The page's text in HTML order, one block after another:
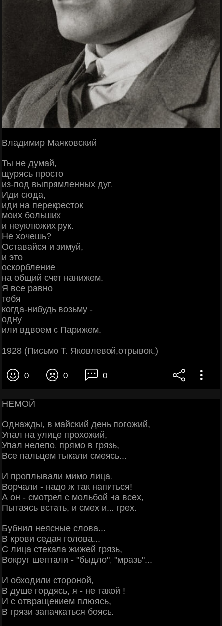
Владимир Маяковский
Ты не думай,
щурясь просто
из-под выпрямленных дуг.
Иди сюда,
иди на перекресток
моих больших
и неуклюжих рук.
Не хочешь?
Оставайся и зимуй,
и это
оскорбление
на общий счет нанижем.
Я все равно
тебя
когда-нибудь возьму -
одну
или вдвоем с Парижем.
1928 (Письмо Т. Яковлевой,отрывок.)
0 0 0
НЕМОЙ
Однажды, в майский день погожий,
Упал на улице прохожий,
Упал нелепо, прямо в грязь,
Все пальцем тыкали смеясь...
И проплывали мимо лица.
Ворчали - надо ж так напиться!
А он - смотрел с мольбой на всех,
Пытаясь встать, и смех и... грех.
Бубнил неясные слова...
В крови седая голова...
C лица стекала жижей грязь,
Вокруг шептали - "быдло", "мразь"...
И обходили стороной,
В душе гордясь, я - не такой !
И с отвращением плюясь,
В грязи запачкаться боясь.